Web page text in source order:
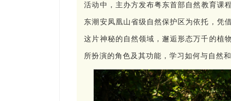
活动中，主办方发布粤东首部自然教育
东潮安凤凰山省级自然保护区为依托，凭
这片神秘的自然领域，邂逅形态万千的植
所扮演的角色及其功能，学习如何与自然和